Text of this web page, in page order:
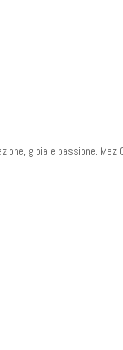
gioia e passione. Mez